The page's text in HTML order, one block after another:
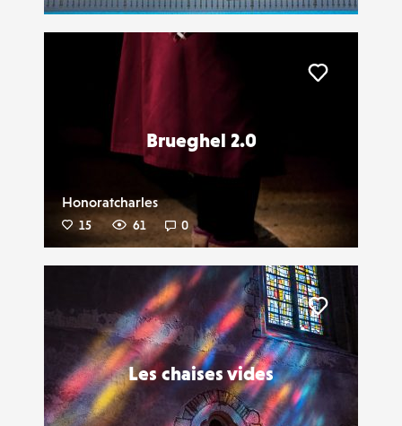
Brueghel 2.0
Honoratcharles
15 61 0
Les chaises vides